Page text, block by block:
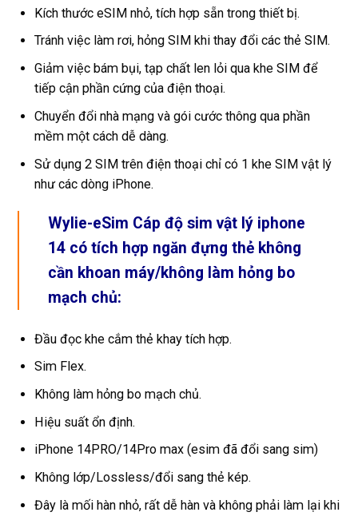
Kích thước eSIM nhỏ, tích hợp sẵn trong thiết bị.
Tránh việc làm rơi, hỏng SIM khi thay đổi các thẻ SIM.
Giảm việc bám bụi, tạp chất len lỏi qua khe SIM để
tiếp cận phần cứng của điện thoại.
Chuyển đổi nhà mạng và gói cước thông qua phần
mềm một cách dễ dàng.
Sử dụng 2 SIM trên điện thoại chỉ có 1 khe SIM vật lý
như các dòng iPhone.
Wylie-eSim Cáp độ sim vật lý iphone
14 có tích hợp ngăn đựng thẻ không
cần khoan máy/không làm hỏng bo
mạch chủ:
Đầu đọc khe cắm thẻ khay tích hợp.
Sim Flex.
Không làm hỏng bo mạch chủ.
Hiệu suất ổn định.
iPhone 14PRO/14Pro max (esim đã đổi sang sim)
Không lớp/Lossless/đổi sang thẻ kép.
Đây là mối hàn nhỏ, rất dễ hàn và không phải làm lại khi